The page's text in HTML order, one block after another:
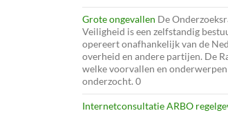
Grote ongevallen De
Veiligheid is een zelfstandig
opereert onafhankelijk van de
overheid en andere partijen. De
welke voorvallen en
onderzocht. 0
Internetconsultatie ARBO